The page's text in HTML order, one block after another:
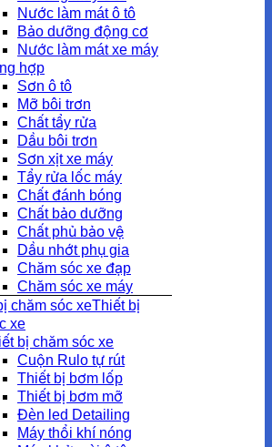
Nước làm mát ô tô
Bảo dưỡng động cơ
Nước làm mát xe máy
hợp
Sơn ô tô
Mỡ bôi trơn
Chất tẩy rửa
Dầu bôi trơn
Sơn xịt xe máy
Tẩy rửa lốc máy
Chất đánh bóng
Chất bảo dưỡng
Chất phủ bảo vệ
Dầu nhớt phụ gia
Chăm sóc xe đạp
Chăm sóc xe máy
Thiết bị
xe
bị chăm sóc xe
Cuộn Rulo tự rút
Thiết bị bơm lốp
Thiết bị bơm mỡ
Đèn led Detailing
Máy thổi khí nóng